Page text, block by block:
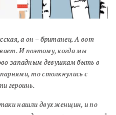
а он – британец. А вот
И поэтому, когда мы
западным девушкам быть в
то столкнулись с
героинь.
нашли двух женщин, и по